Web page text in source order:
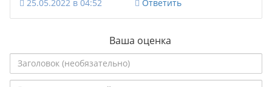
25.05.2022 в 04:52 Ответить
Ваша оценка